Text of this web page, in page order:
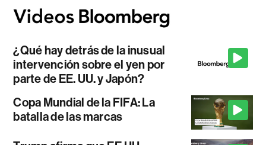
¿Qué hay detrás de la inusual
intervención sobre el yen por
parte de EE. UU. y Japón?
Copa Mundial de la FIFA: La
batalla de las marcas